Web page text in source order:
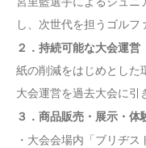
し、次世代を担うゴルフ
２．持続可能な大会運営
紙の削減をはじめとした
大会運営を過去大会に引
３．商品販売・展示・体
・大会会場内「ブリヂ